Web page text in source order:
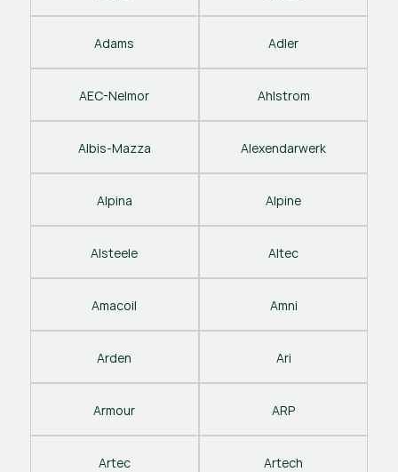
Adams Adler
AEC-Nelmor Ahlstrom
Albis-Mazza Alexendarwerk
Alpina Alpine
Alsteele Altec
Amacoil Amni
Arden Ari
Armour ARP
Artec Artech